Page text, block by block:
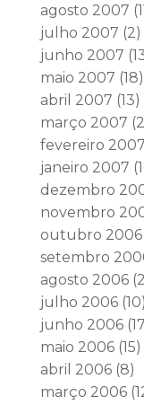
agosto 2007
julho 2007 (2)
junho 2007
maio 2007 (18)
abril 2007 (13)
março 2007
fevereiro 2007
janeiro 2007
dezembro
novembro
outubro 2006
setembro
agosto 2006
julho 2006(10)
junho 2006
maio 2006(15)
abril 2006(8)
março 2006